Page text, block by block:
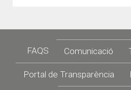
Footer
FAQS Comunicació
Portal de Transparència